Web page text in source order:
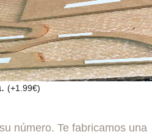
(+1.99€)
número. Te fabricamos una